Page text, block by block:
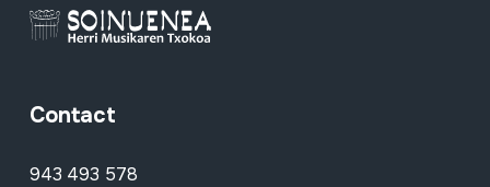
Contact
943 493 578